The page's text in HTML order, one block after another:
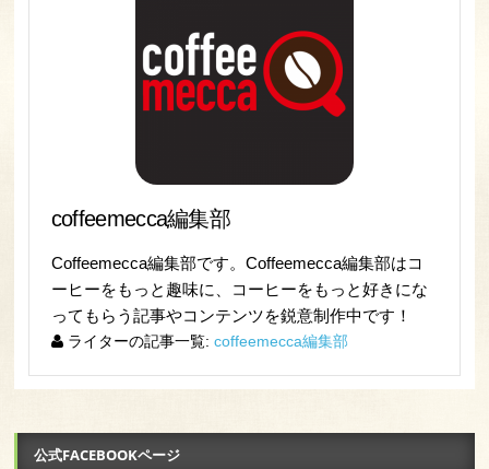
coffeemecca編集部
Coffeemecca編集部です。Coffeemecca編集部はコ
ーヒーをもっと趣味に、コーヒーをもっと好きにな
ってもらう記事やコンテンツを鋭意制作中です！
ライターの記事一覧: coffeemecca編集部
公式FACEBOOKページ